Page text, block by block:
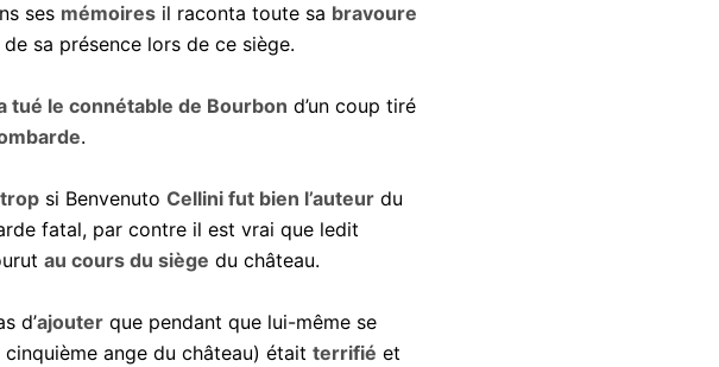
ses mémoires il raconta toute sa bravoure
sa présence lors de ce siège.
tué le connétable de Bourbon d’un coup tiré
.
si BenvenutoCellini fut bien l’auteur du
fatal, par contre il est vrai que ledit
au cours du siège du château.
d’ajouter que pendant que lui-même se
ange du château) était terrifié et